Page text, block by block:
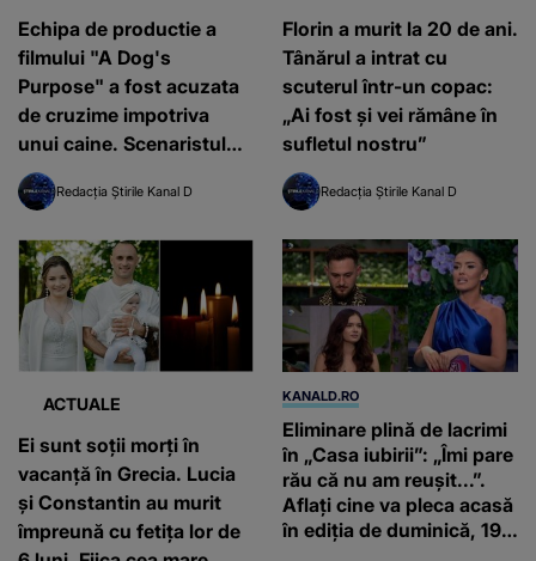
Echipa de productie a
filmului "A Dog's
Purpose" a fost acuzata
de cruzime impotriva
unui caine. Scenaristul
productiei raspunde
acuzatiilor
Redacția Știrile Kanal D
Florin a murit la 20 de ani.
Tânărul a intrat cu
scuterul într-un copac:
„Ai fost și vei rămâne în
sufletul nostru”
Redacția Știrile Kanal D
ACTUALE
Ei sunt soții morți în
vacanță în Grecia. Lucia
și Constantin au murit
împreună cu fetița lor de
KANALD.RO
Eliminare plină de lacrimi
în „Casa iubirii”: „Îmi pare
rău că nu am reușit...”.
Aflați cine va pleca acasă
în ediția de duminică, 19